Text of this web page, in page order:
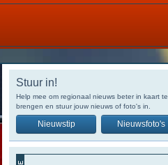
Stuur in!
Help mee om regionaal nieuws beter in kaart te
brengen en stuur jouw nieuws of foto's in.
Nieuwstip Nieuwsfoto's